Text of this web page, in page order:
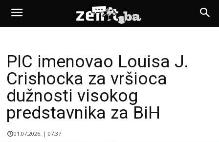
PIC imenovao Louisa J.
Crishocka za vršioca
dužnosti visokog
predstavnika za BiH
01.07.2026. | 07:37